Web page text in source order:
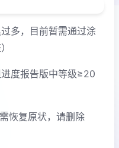
多，目前暂需通过涂
度报告版中等级≥20
恢复原状，请删除